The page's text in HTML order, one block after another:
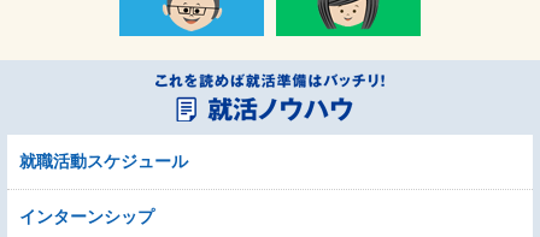
就職活動スケジュール
インターンシップ